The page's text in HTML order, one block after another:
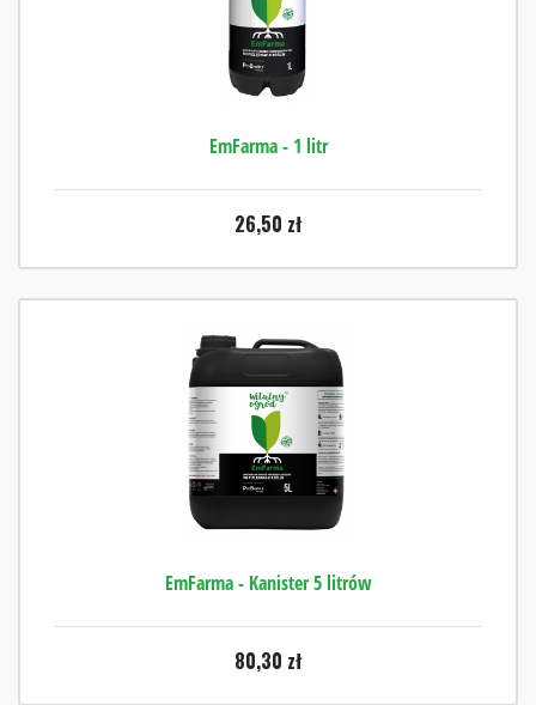
EmFarma - 1 litr
26,50 zł
EmFarma - Kanister 5 litrów
80,30 zł